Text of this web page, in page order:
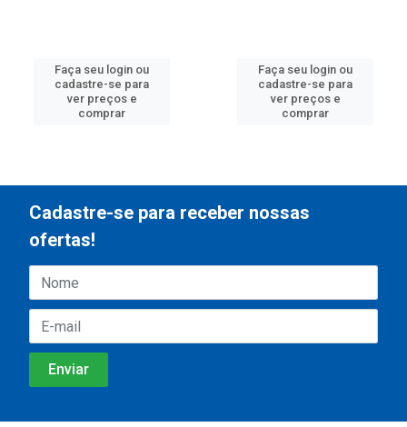
Faça seu login ou
cadastre-se para
ver preços e
comprar
Faça seu login ou
cadastre-se para
ver preços e
comprar
Cadastre-se para receber nossas
ofertas!